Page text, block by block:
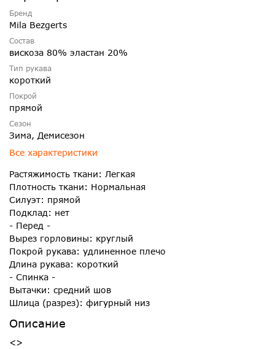
Бренд
Mila Bezgerts
Состав
вискоза 80% эластан 20%
Тип рукава
короткий
Покрой
прямой
Сезон
Зима, Демисезон
Все характеристики
Растяжимость ткани: Легкая
Плотность ткани: Нормальная
Силуэт: прямой
Подклад: нет
- Перед -
Вырез горловины: круглый
Покрой рукава: удлиненное плечо
Длина рукава: короткий
- Спинка -
Вытачки: средний шов
Шлица (разрез): фигурный низ
Описание
<>